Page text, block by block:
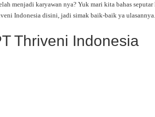
menjadi karyawan nya? Yuk mari kita bahas
Indonesia disini, jadi simak baik-baik ya ulasannya.
Thriveni Indonesia